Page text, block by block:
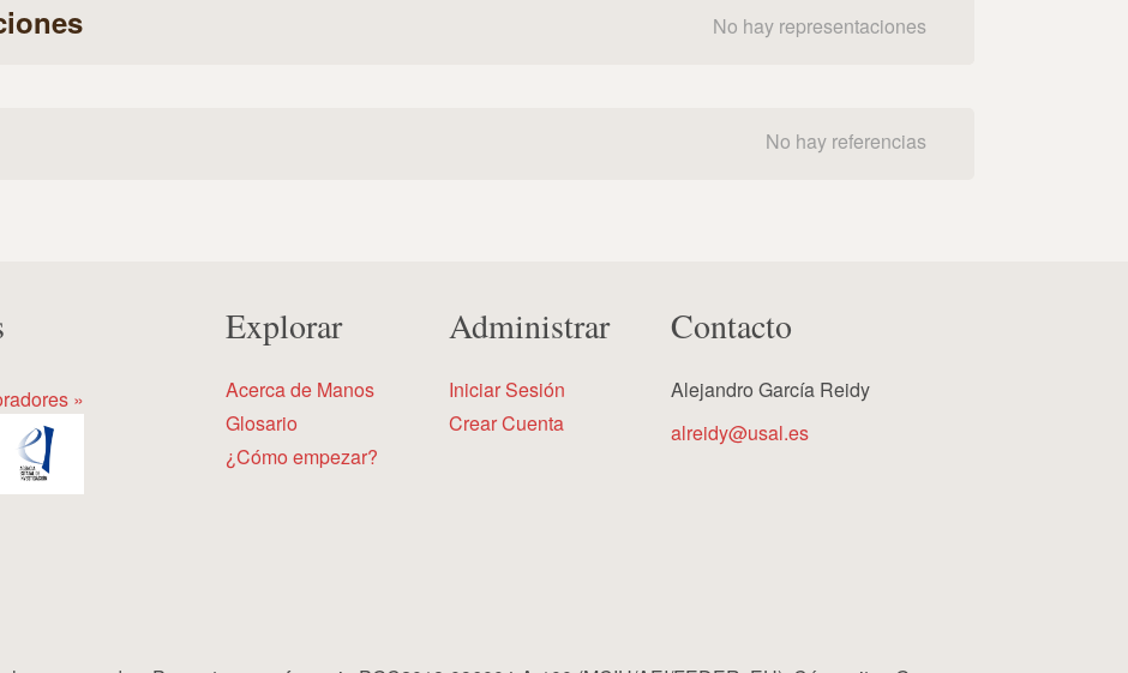
No hay representaciones
No hay referencias
»
Explorar
Acerca de Manos
Glosario
¿Cómo empezar?
Administrar
Iniciar Sesión
Crear Cuenta
Contacto
Alejandro García Reidy
alreidy@usal.es